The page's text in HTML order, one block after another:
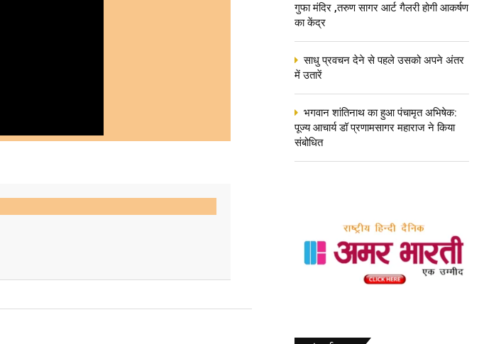
गुफा मंदिर ,तरुण सागर आर्ट गैलरी होगी आकर्षण
का केंद्र
साधु प्रवचन देने से पहले उसको अपने अंतर
में उतारें
भगवान शांतिनाथ का हुआ पंचामृत अभिषेक:
पूज्य आचार्य डॉ प्रणामसागर महाराज ने किया
संबोधित